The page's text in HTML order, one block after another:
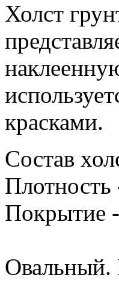
Холст
красками.
Состав
Покрытие
Овальный.